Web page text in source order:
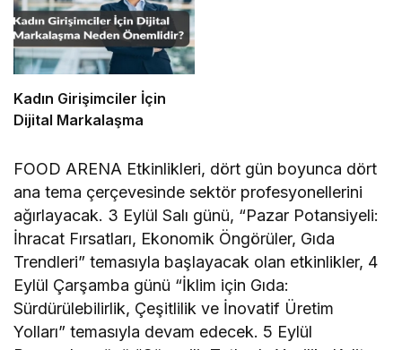
Kadın Girişimciler İçin
Dijital Markalaşma
FOOD ARENA Etkinlikleri, dört gün boyunca dört
ana tema çerçevesinde sektör profesyonellerini
ağırlayacak. 3 Eylül Salı günü, “Pazar Potansiyeli:
İhracat Fırsatları, Ekonomik Öngörüler, Gıda
Trendleri” temasıyla başlayacak olan etkinlikler, 4
Eylül Çarşamba günü “İklim için Gıda:
Sürdürülebilirlik, Çeşitlilik ve İnovatif Üretim
Yolları” temasıyla devam edecek. 5 Eylül